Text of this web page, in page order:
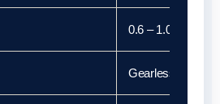
0.6 – 1.0 m/s
Gearless